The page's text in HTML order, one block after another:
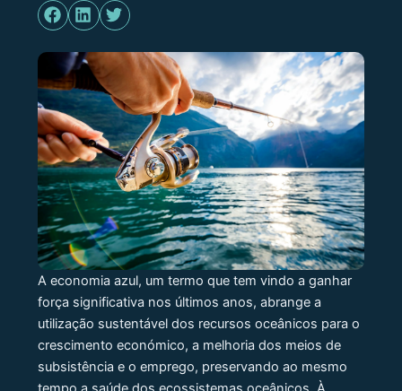
A economia azul, um termo que tem vindo a ganhar
força significativa nos últimos anos, abrange a
utilização sustentável dos recursos oceânicos para o
crescimento económico, a melhoria dos meios de
subsistência e o emprego, preservando ao mesmo